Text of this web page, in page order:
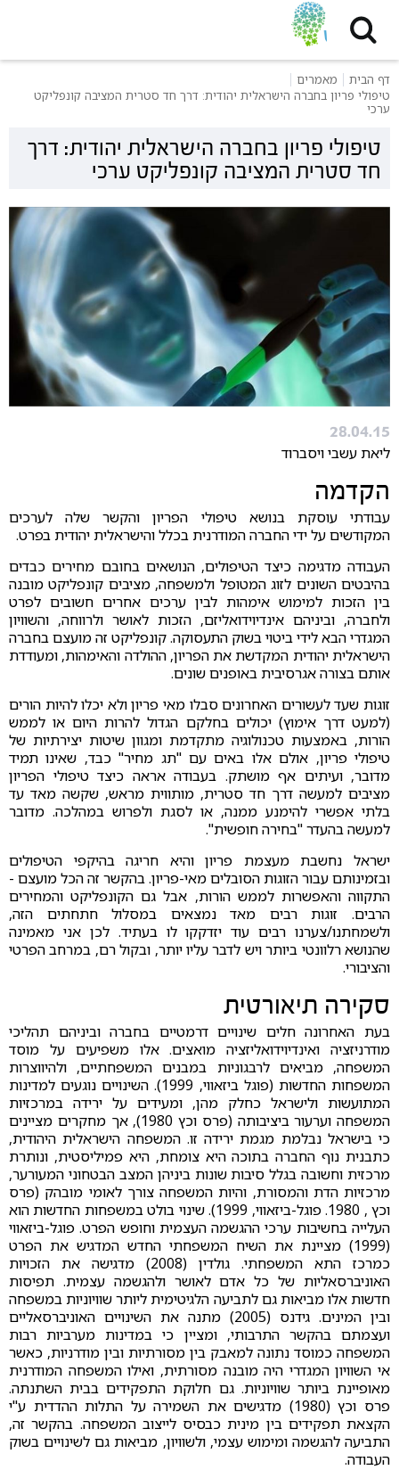
דף הבית
מאמרים
טיפולי פריון בחברה הישראלית יהודית: דרך חד סטרית המציבה קונפליקט
ערכי
טיפולי פריון בחברה הישראלית יהודית: דרך
חד סטרית המציבה קונפליקט ערכי
28.04.15
ליאת עשבי ויסברוד
הקדמה
עבודתי עוסקת בנושא טיפולי הפריון והקשר שלה לערכים
המקודשים על ידי החברה המודרנית בכלל והישראלית יהודית בפרט.
העבודה מדגימה כיצד הטיפולים, הנושאים בחובם מחירים כבדים
בהיבטים השונים לזוג המטופל ולמשפחה, מציבים קונפליקט מובנה
בין הזכות למימוש אימהות לבין ערכים אחרים חשובים לפרט
ולחברה, וביניהם אינדיוידואליזם, הזכות לאושר ולרווחה, והשוויון
המגדרי הבא לידי ביטוי בשוק התעסוקה. קונפליקט זה מועצם בחברה
הישראלית יהודית המקדשת את הפריון, ההולדה והאימהות, ומעודדת
אותם בצורה אגרסיבית באופנים שונים.
זוגות שעד לעשורים האחרונים סבלו מאי פריון ולא יכלו להיות הורים
(למעט דרך אימוץ) יכולים בחלקם הגדול להרות היום או לממש
הורות, באמצעות טכנולוגיה מתקדמת ומגוון שיטות יצירתיות של
טיפולי פריון, אולם אלו באים עם "תג מחיר" כבד, שאינו תמיד
מדובר, ועיתים אף מושתק. בעבודה אראה כיצד טיפולי הפריון
מציבים למעשה דרך חד סטרית, מותווית מראש, שקשה מאד עד
בלתי אפשרי להימנע ממנה, או לסגת ולפרוש במהלכה. מדובר
למעשה בהעדר "בחירה חופשית".
ישראל נחשבת מעצמת פריון והיא חריגה בהיקפי הטיפולים
ובזמינותם עבור הזוגות הסובלים מאי-פריון. בהקשר זה הכל מועצם -
התקווה והאפשרות לממש הורות, אבל גם הקונפליקט והמחירים
הרבים. זוגות רבים מאד נמצאים במסלול חתחתים הזה,
ולשמחתנו/צערנו רבים עוד יזדקקו לו בעתיד. לכן אני מאמינה
שהנושא רלוונטי ביותר ויש לדבר עליו יותר, ובקול רם, במרחב הפרטי
והציבורי.
סקירה תיאורטית
בעת האחרונה חלים שינויים דרמטיים בחברה וביניהם תהליכי
מודרניזציה ואינדיוידואליזציה מואצים. אלו משפיעים על מוסד
המשפחה, מביאים לרבגוניות במבנים המשפחתיים, ולהיווצרות
המשפחות החדשות (פוגל ביזאווי, 1999). השינויים נוגעים למדינות
המתועשות ולישראל כחלק מהן, ומעידים על ירידה במרכזיות
המשפחה וערעור ביציבותה (פרס וכץ 1980), אך מחקרים מציינים
כי בישראל נבלמת מגמת ירידה זו. המשפחה הישראלית היהודית,
כתבנית נוף החברה בתוכה היא צומחת, היא פמיליסטית, ונותרת
מרכזית וחשובה בגלל סיבות שונות ביניהן המצב הבטחוני המעורער,
מרכזיות הדת והמסורת, והיות המשפחה צורך לאומי מובהק (פרס
וכץ , 1980. פוגל-ביזאווי, 1999). שינוי בולט במשפחות החדשות הוא
העלייה בחשיבות ערכי ההגשמה העצמית וחופש הפרט. פוגל-ביזאווי
(1999) מציינת את השיח המשפחתי החדש המדגיש את הפרט
כמרכז התא המשפחתי. גולדין (2008) מדגישה את הזכויות
האוניברסאליות של כל אדם לאושר ולהגשמה עצמית. תפיסות
חדשות אלו מביאות גם לתביעה הלגיטימית ליותר שוויוניות במשפחה
ובין המינים. גידנס (2005) מתנה את השינויים האוניברסאליים
ועצמתם בהקשר התרבותי, ומציין כי במדינות מערביות רבות
המשפחה כמוסד נתונה למאבק בין מסורתיות ובין מודרניות, כאשר
אי השוויון המגדרי היה מובנה מסורתית, ואילו המשפחה המודרנית
מאופיינת ביותר שוויוניות. גם חלוקת התפקידים בבית השתנתה.
פרס וכץ (1980) מדגישים את השמירה על התלות ההדדית ע"י
הקצאת תפקידים בין מינית כבסיס לייצוב המשפחה. בהקשר זה,
התביעה להגשמה ומימוש עצמי, ולשוויון, מביאות גם לשינויים בשוק
העבודה.